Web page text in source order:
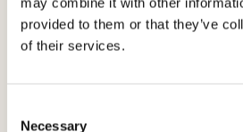
provided to them or that they’ve
of their services.
Selection
Necessary
所有し、羊毛を使用
した製品の生産と販売において
製造所の一つとして